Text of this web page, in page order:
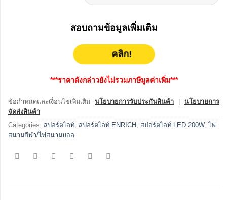
สอบถามข้อมูลเพิ่มเติม
คลิก!
***ราคาดังกล่าวยังไม่รวมภาษีมูลค่าเพิ่ม***
ข้อกำหนดและเงื่อนไขเพิ่มเติม นโยบายการรับประกันสินค้า | นโยบายการ
จัดส่งสินค้า
Categories: สปอร์ตไลท์ สปอร์ตไลท์ ENRICH สปอร์ตไลท์ LED 200W,ไฟ
สนามกีฬา/ไฟสนามบอล